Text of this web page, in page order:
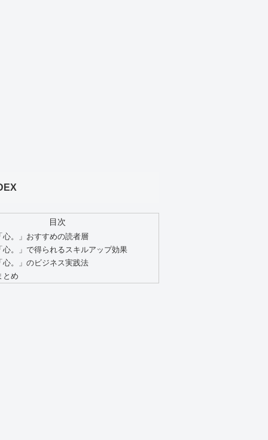
目次
心。」おすすめの読者層
心。」で得られるスキルアップ効果
心。」のビジネス実践法
とめ